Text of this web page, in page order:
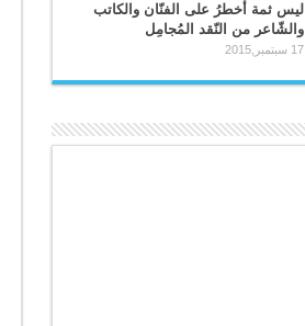
ليس ثمة أخطرُ على الفنّان والكاتب
والشّاعر من النّقد المُجامِل
17 سبتمبر,2015